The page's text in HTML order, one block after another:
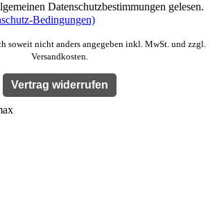
Datenschutzbestimmungen gelesen.
Bedingungen)
soweit nicht anders angegeben inkl. MwSt. und zzgl.
Versandkosten.
Vertrag widerrufen